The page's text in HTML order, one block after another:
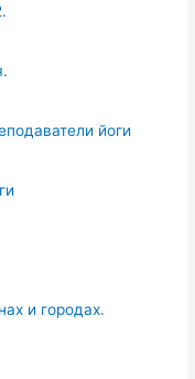
йоги
и городах.